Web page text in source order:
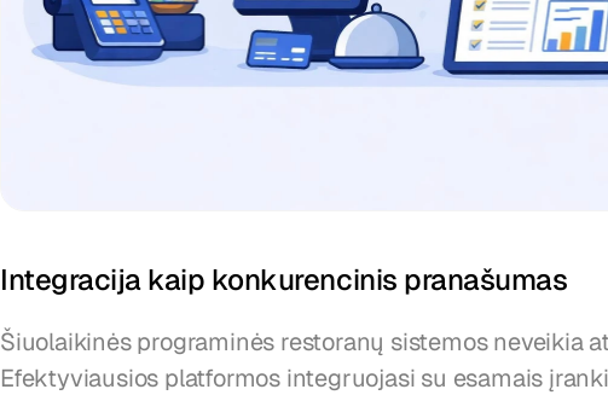
Integracija kaip konkurencinis pranašumas
Šiuolaikinės programinės restoranų sistemos neveikia
Efektyviausios platformos integruojasi su esamais